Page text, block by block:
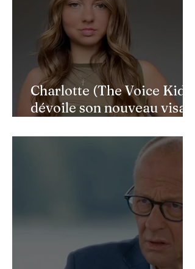
Charlotte (The Voice Kids)
dévoile son nouveau visage
faciale : une renaissance
bouleversante pour ses 16